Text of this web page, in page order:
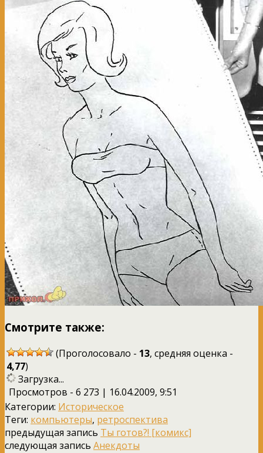
Смотрите также:
(Проголосовало - 13, средняя оценка -
4,77)
Загрузка...
Просмотров - 6 273 | 16.04.2009, 9:51
Категории: Историческое
Теги: компьютеры, ретроспектива
предыдущая запись Ты готов?! [комикс]
следующая запись Анекдоты